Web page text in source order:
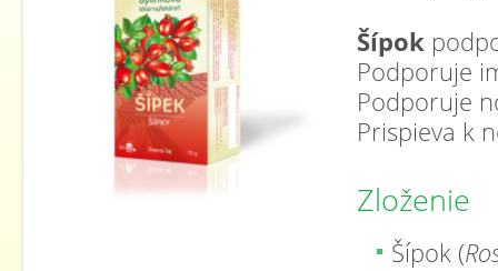
Šípok
Podporuje
Podporuje
Prispieva k
Zloženie
Šípok (